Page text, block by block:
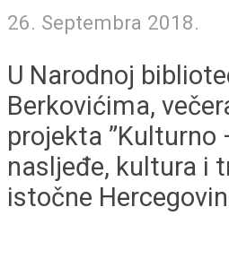
26. Septembra 2018.
U Narodnoj
Berkovićima,
projekta
nasljeđe, kultura i
istočne